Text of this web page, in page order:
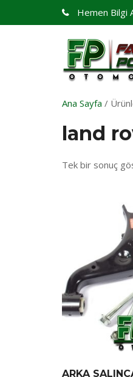
Hemen Bilgi
Ana Sayfa /
land
Tek bir sonuç
ARKA